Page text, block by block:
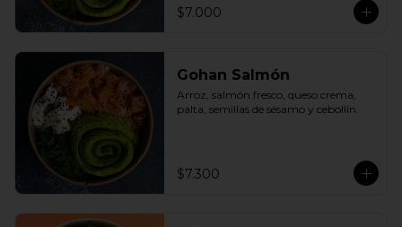
$7.000
Gohan Salmón
Arroz, salmón fresco, queso crema,
palta, semillas de sésamo y cebollín.
$7.300